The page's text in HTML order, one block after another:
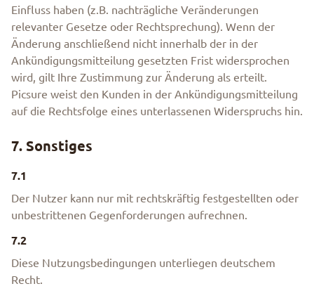
Einfluss haben (z.B. nachträgliche Veränderungen
relevanter Gesetze oder Rechtsprechung). Wenn der
Änderung anschließend nicht innerhalb der in der
Ankündigungsmitteilung gesetzten Frist widersprochen
wird, gilt Ihre Zustimmung zur Änderung als erteilt.
Picsure weist den Kunden in der Ankündigungsmitteilung
auf die Rechtsfolge eines unterlassenen Widerspruchs hin.
7. Sonstiges
7.1
Der Nutzer kann nur mit rechtskräftig festgestellten oder
unbestrittenen Gegenforderungen aufrechnen.
7.2
Diese Nutzungsbedingungen unterliegen deutschem
Recht.